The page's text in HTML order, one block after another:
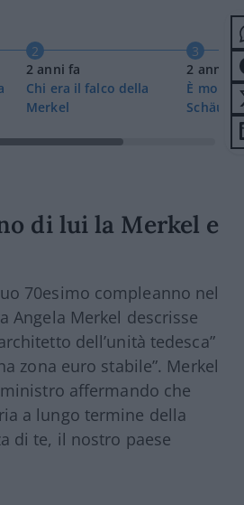
2
2 anni fa
Chi era il falco della
Merkel
3
2 anni fa
È morto
Schäuble
di lui la Merkel e
70esimo compleanno nel
Angela Merkel descrisse
dell’unità tedesca”
zona euro stabile”. Merkel
affermando che
a lungo termine della
di te, il nostro paese